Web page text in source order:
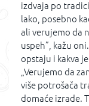
izdvaja po
lako, posebno
ali verujemo da
uspeh”, kažu
opstaju i kakva
„Verujemo da
više potrošača
domaće izrade.